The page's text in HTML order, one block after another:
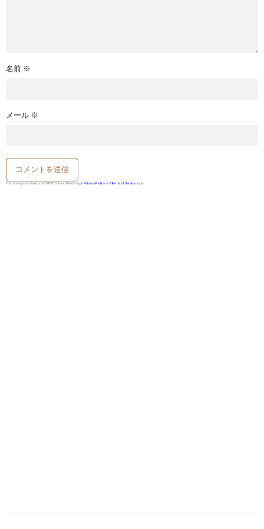
名前 ※
メール ※
This site is protected by reCAPTCHA and the GooglePrivacy Policy andTerms of Service apply.